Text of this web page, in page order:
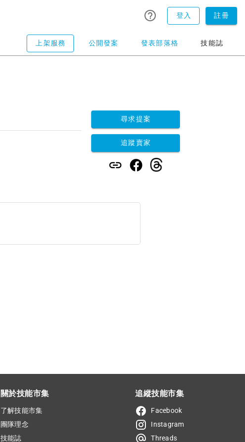
登入 註冊
上架服務 公開發案 發表部落格 技能誌
尋求提案
追蹤賣家
關於技能市集
了解技能市集
團隊理念
技能誌
追縱技能市集
Facebook
Instagram
Threads